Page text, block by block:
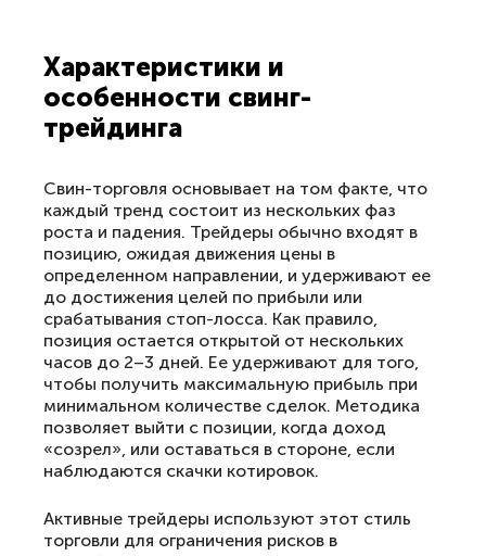
Характеристики и
особенности свинг-
трейдинга
Свин-торговля основывает на том факте, что
каждый тренд состоит из нескольких фаз
роста и падения. Трейдеры обычно входят в
позицию, ожидая движения цены в
определенном направлении, и удерживают ее
до достижения целей по прибыли или
срабатывания стоп-лосса. Как правило,
позиция остается открытой от нескольких
часов до 2–3 дней. Ее удерживают для того,
чтобы получить максимальную прибыль при
минимальном количестве сделок. Методика
позволяет выйти с позиции, когда доход
«созрел», или оставаться в стороне, если
наблюдаются скачки котировок.
Активные трейдеры используют этот стиль
торговли для ограничения рисков в